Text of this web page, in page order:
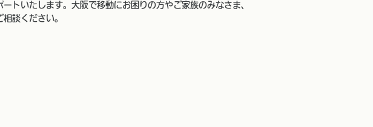
トいたします。大阪で移動にお困りの方やご家族のみなさま、
談ください。